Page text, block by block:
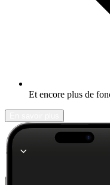
Et encore plus de